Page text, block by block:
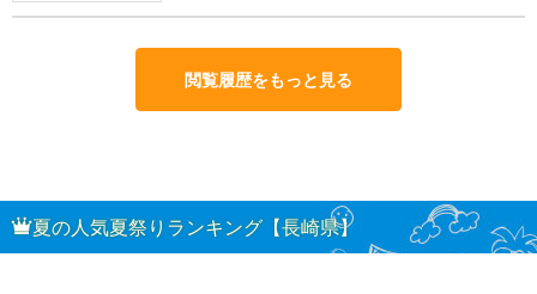
閲覧履歴をもっと見る
夏の人気夏祭りランキング【長崎県】